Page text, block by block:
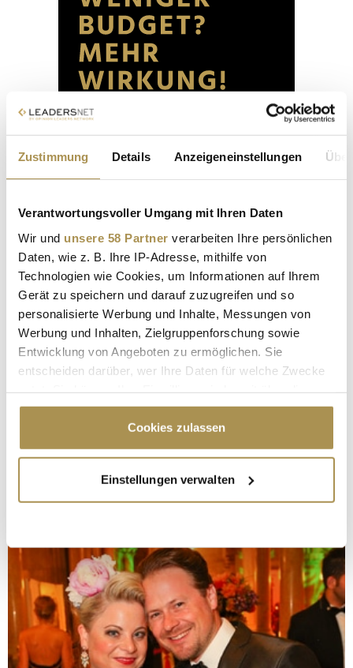
Zustimmung Details Anzeigeneinstellungen
Verantwortungsvoller Umgang mit Ihren Daten
Wir und unsere 58 Partner verarbeiten Ihre persönlichen
Daten, wie z. B. Ihre IP-Adresse, mithilfe von
Technologien wie Cookies, um Informationen auf Ihrem
Gerät zu speichern und darauf zuzugreifen und so
personalisierte Werbung und Inhalte, Messungen von
Werbung und Inhalten, Zielgruppenforschung sowie
Entwicklung von Angeboten zu ermöglichen. Sie
entscheiden darüber, wer Ihre Daten für welche Zwecke
Cookie-Erklärung oder durch Klicken auf das Privacy
Trigger Symbol ändern oder widerrufen
Informationen über Ihre geografische Lage
erfassen, welche bis auf einige Meter genau sein
bestimmten Merkmalen (Fingerprinting) identifizieren
Erfahren Sie mehr darüber, wie Ihre persönlichen Daten
verarbeitet werden, und legen Sie Ihre Präferenzen im
Abschnitt Einzelheitenfest.
Wir verwenden Cookies, um Inhalte und Anzeigen zu
Cookies zulassen
Einstellungen verwalten